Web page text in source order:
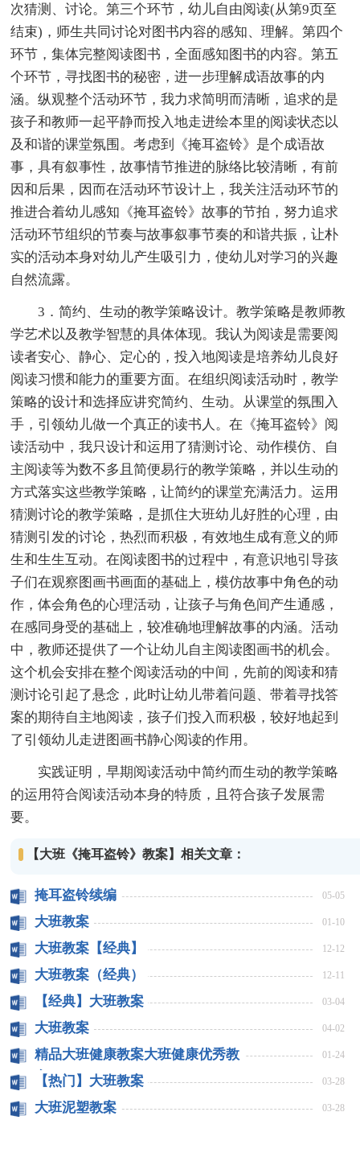
次猜测、讨论。第三个环节，幼儿自由阅读(从第9页至
结束)，师生共同讨论对图书内容的感知、理解。第四个
环节，集体完整阅读图书，全面感知图书的内容。第五
个环节，寻找图书的秘密，进一步理解成语故事的内
涵。纵观整个活动环节，我力求简明而清晰，追求的是
孩子和教师一起平静而投入地走进绘本里的阅读状态以
及和谐的课堂氛围。考虑到《掩耳盗铃》是个成语故
事，具有叙事性，故事情节推进的脉络比较清晰，有前
因和后果，因而在活动环节设计上，我关注活动环节的
推进合着幼儿感知《掩耳盗铃》故事的节拍，努力追求
活动环节组织的节奏与故事叙事节奏的和谐共振，让朴
实的活动本身对幼儿产生吸引力，使幼儿对学习的兴趣
自然流露。
3．简约、生动的教学策略设计。教学策略是教师教
学艺术以及教学智慧的具体体现。我认为阅读是需要阅
读者安心、静心、定心的，投入地阅读是培养幼儿良好
阅读习惯和能力的重要方面。在组织阅读活动时，教学
策略的设计和选择应讲究简约、生动。从课堂的氛围入
手，引领幼儿做一个真正的读书人。在《掩耳盗铃》阅
读活动中，我只设计和运用了猜测讨论、动作模仿、自
主阅读等为数不多且简便易行的教学策略，并以生动的
方式落实这些教学策略，让简约的课堂充满活力。运用
猜测讨论的教学策略，是抓住大班幼儿好胜的心理，由
猜测引发的讨论，热烈而积极，有效地生成有意义的师
生和生生互动。在阅读图书的过程中，有意识地引导孩
子们在观察图画书画面的基础上，模仿故事中角色的动
作，体会角色的心理活动，让孩子与角色间产生通感，
在感同身受的基础上，较准确地理解故事的内涵。活动
中，教师还提供了一个让幼儿自主阅读图画书的机会。
这个机会安排在整个阅读活动的中间，先前的阅读和猜
测讨论引起了悬念，此时让幼儿带着问题、带着寻找答
案的期待自主地阅读，孩子们投入而积极，较好地起到
了引领幼儿走进图画书静心阅读的作用。
实践证明，早期阅读活动中简约而生动的教学策略
的运用符合阅读活动本身的特质，且符合孩子发展需
要。
【大班《掩耳盗铃》教案】相关文章：
掩耳盗铃续编 05-05
大班教案 01-10
大班教案【经典】 12-12
大班教案（经典） 12-11
【经典】大班教案 03-04
大班教案 04-02
精品大班健康教案大班健康优秀教
案
01-24
【热门】大班教案 03-28
大班泥塑教案 03-28